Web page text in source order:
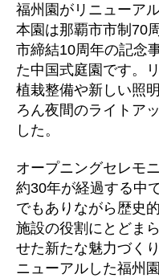
福州園がリニューア
本園は那覇市市制70
市締結10周年の記念
た中国式庭園です。
植栽整備や新しい照
ろん夜間のライトア
した。
オープニングセレモ
約30年が経過する中
でもありながら歴史
施設の役割にとどま
せた新たな魅力づく
ニューアルした福州